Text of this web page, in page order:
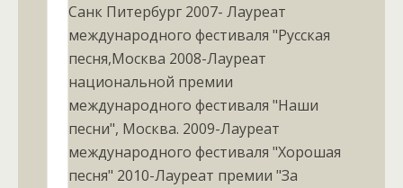
Санк Питербург 2007- Лауреат
международного фестиваля "Русская
песня,Москва 2008-Лауреат
национальной премии
международного фестиваля "Наши
песни", Москва. 2009-Лауреат
международного фестиваля "Хорошая
песня" 2010-Лауреат премии "За